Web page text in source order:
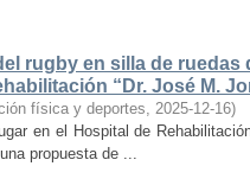
rugby en silla de
“Dr. José M.
física y deportes, 2025-12-16)
en el Hospital de
propuesta de ...